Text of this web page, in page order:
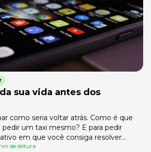
sua vida antes dos
como seria voltar atrás. Como é que
pedir um taxi mesmo? E para pedir
em que você consiga resolver
sem ter que perder tempo indo ao
de leitura